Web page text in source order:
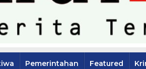
Pemerintahan Featured